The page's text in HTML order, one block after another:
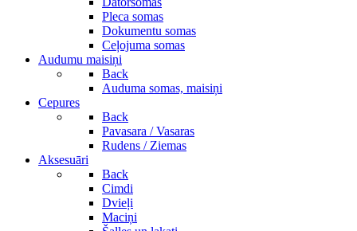
Pleca somas
Dokumentu somas
Ceļojuma somas
Audumu maisiņi
Back
Auduma somas, maisiņi
Cepures
Back
Pavasara / Vasaras
Rudens / Ziemas
Aksesuāri
Back
Cimdi
Dvieļi
Maciņi